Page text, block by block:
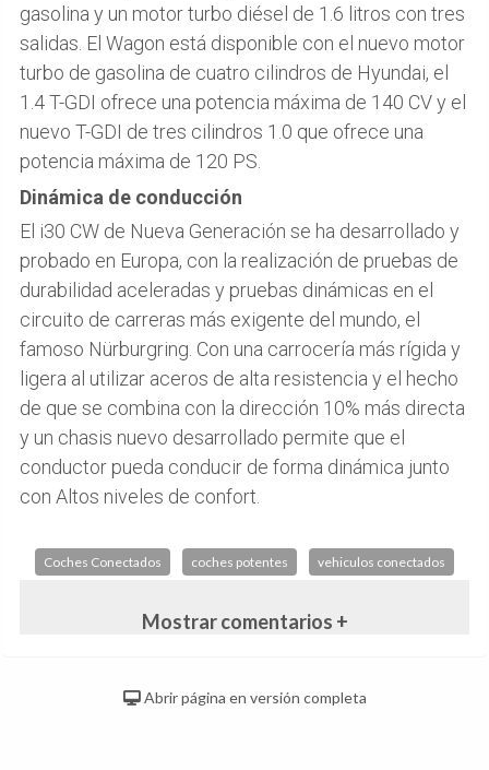
gasolina y un motor turbo diésel de 1.6 litros con tres
salidas. El Wagon está disponible con el nuevo motor
turbo de gasolina de cuatro cilindros de Hyundai, el
1.4 T-GDI ofrece una potencia máxima de 140 CV y el
nuevo T-GDI de tres cilindros 1.0 que ofrece una
potencia máxima de 120 PS.
Dinámica de conducción
El i30 CW de Nueva Generación se ha desarrollado y
probado en Europa, con la realización de pruebas de
durabilidad aceleradas y pruebas dinámicas en el
circuito de carreras más exigente del mundo, el
famoso Nürburgring. Con una carrocería más rígida y
ligera al utilizar aceros de alta resistencia y el hecho
de que se combina con la dirección 10% más directa
y un chasis nuevo desarrollado permite que el
conductor pueda conducir de forma dinámica junto
con Altos niveles de confort.
Coches Conectados coches potentes vehiculos conectados
Mostrar comentarios +
Abrir página en versión completa